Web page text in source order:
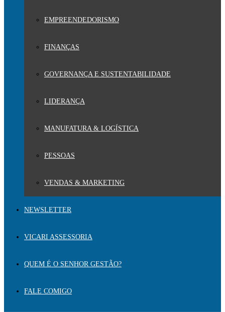
EMPREENDEDORISMO
FINANÇAS
GOVERNANÇA E SUSTENTABILIDADE
LIDERANÇA
MANUFATURA & LOGÍSTICA
PESSOAS
VENDAS & MARKETING
NEWSLETTER
VICARI ASSESSORIA
QUEM É O SENHOR GESTÃO?
FALE COMIGO